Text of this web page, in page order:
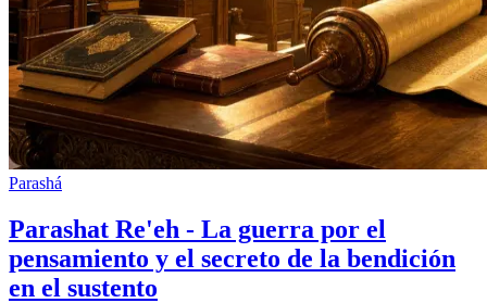
Parashá
Parashat Re'eh - La guerra por el
pensamiento y el secreto de la bendición
en el sustento